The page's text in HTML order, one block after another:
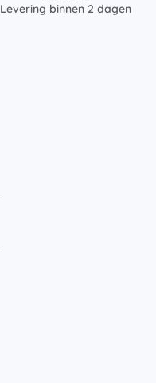
Levering binnen 2 dagen